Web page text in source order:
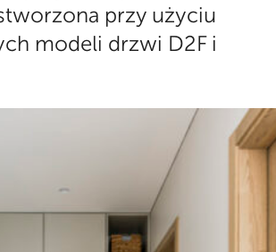
przy użyciu
modeli drzwi D2F i